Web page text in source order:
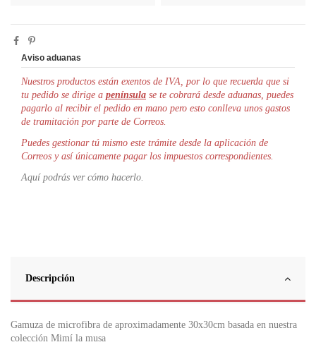
Aviso aduanas
Nuestros productos están exentos de IVA, por lo que recuerda que si
tu pedido se dirige a península se te cobrará desde aduanas, puedes
pagarlo al recibir el pedido en mano pero esto conlleva unos gastos
de tramitación por parte de Correos.
Puedes gestionar tú mismo este trámite desde la aplicación de
Correos y así únicamente pagar los impuestos correspondientes.
Aquí podrás ver cómo hacerlo.
Descripción
Gamuza de microfibra de aproximadamente 30x30cm basada en nuestra
colección Mimí la musa